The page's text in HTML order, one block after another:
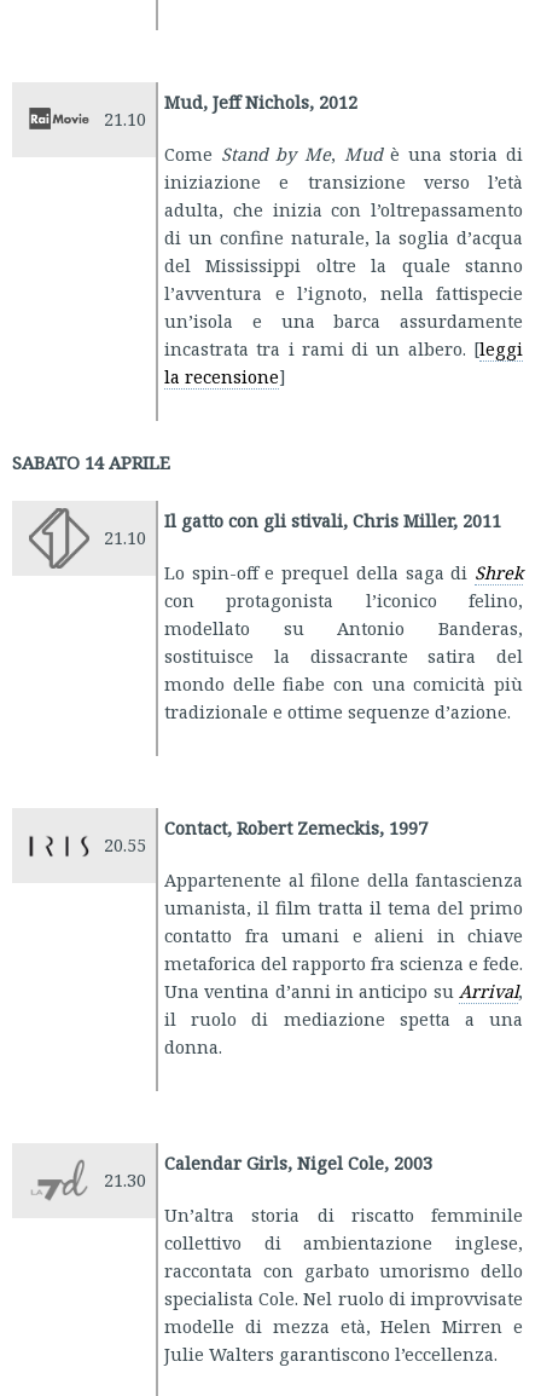
21.10
Mud, Jeff Nichols, 2012
Come Stand by Me, Mudè una storia di
iniziazione e transizione verso l’età
adulta, che inizia con l’oltrepassamento
di un confine naturale, la soglia d’acqua
del Mississippi oltre la quale stanno
l’avventura e l’ignoto, nella fattispecie
un’isola e una barca assurdamente
incastrata tra i rami di un albero. [leggi
la recensione]
SABATO 14 APRILE
21.10
Il gatto con gli stivali, Chris Miller, 2011
Lo spin-off e prequel della saga di Shrek
con protagonista l’iconico felino,
modellato su Antonio Banderas,
sostituisce la dissacrante satira del
mondo delle fiabe con una comicità più
tradizionale e ottime sequenze d’azione.
20.55
Contact, Robert Zemeckis, 1997
Appartenente al filone della fantascienza
umanista, il film tratta il tema del primo
contatto fra umani e alieni in chiave
metaforica del rapporto fra scienza e fede.
Una ventina d’anni in anticipo su Arrival,
il ruolo di mediazione spetta a una
donna.
21.30
Calendar Girls, Nigel Cole, 2003
Un’altra storia di riscatto femminile
collettivo di ambientazione inglese,
raccontata con garbato umorismo dello
specialista Cole. Nel ruolo di improvvisate
modelle di mezza età, Helen Mirren e
Julie Walters garantiscono l’eccellenza.